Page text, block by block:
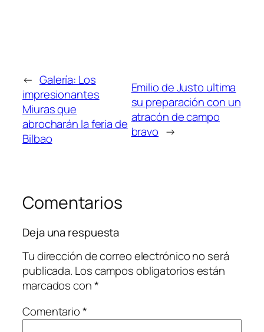
← Galería: Los
impresionantes
Miuras que
abrocharán la feria de
Bilbao
Emilio de Justo ultima
su preparación con un
atracón de campo
bravo →
Comentarios
Deja una respuesta
Tu dirección de correo electrónico no será
publicada. Los campos obligatorios están
marcados con*
Comentario*